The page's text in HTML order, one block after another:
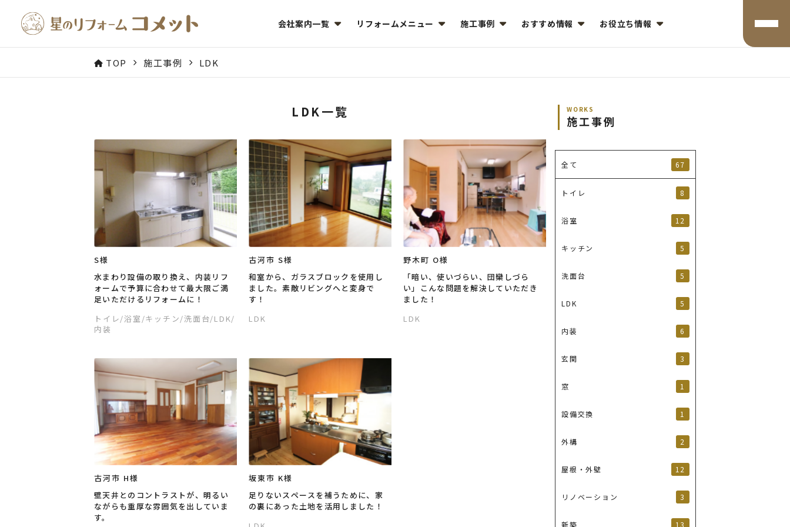
会社案内一覧 リフォームメニュー 施工事例 おすすめ情報 お役立ち情報
TOP 施工事例 LDK
LDK一覧
S様
水まわり設備の取り換え、内装リフ
ォームで予算に合わせて最大限ご満
足いただけるリフォームに！
トイレ/浴室 /キッチン/洗面台/LDK/
内装
古河市 S様
和室から、ガラスブロックを使用し
ました。素敵リビングへと変身で
す！
LDK
野木町 O様
「暗い、使いづらい、団欒しづら
い」こんな問題を解決していただき
ました！
LDK
古河市 H様
壁天井とのコントラストが、明るい
ながらも重厚な雰囲気を出していま
す。
坂東市 K様
足りないスペースを補うために、家
の裏にあった土地を活用しました！
WORKS
施工事例
全て 67
トイレ 8
浴室 12
キッチン 5
洗面台 5
LDK 5
内装 6
玄関 3
窓 1
設備交換 1
外構 2
屋根・外壁 12
リノベーション 3
新築 13